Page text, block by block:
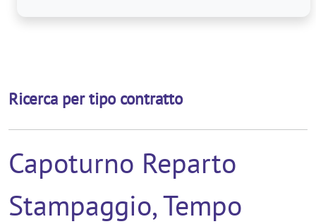
Ricerca per tipo contratto
Capoturno Reparto
Stampaggio, Tempo